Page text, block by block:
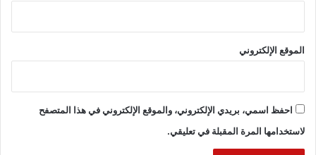
الموقع الإلكتروني
احفظ اسمي، بريدي الإلكتروني، والموقع الإلكتروني في هذا المتصفح
لاستخدامها المرة المقبلة في تعليقي.